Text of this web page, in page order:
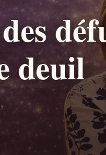
deuil